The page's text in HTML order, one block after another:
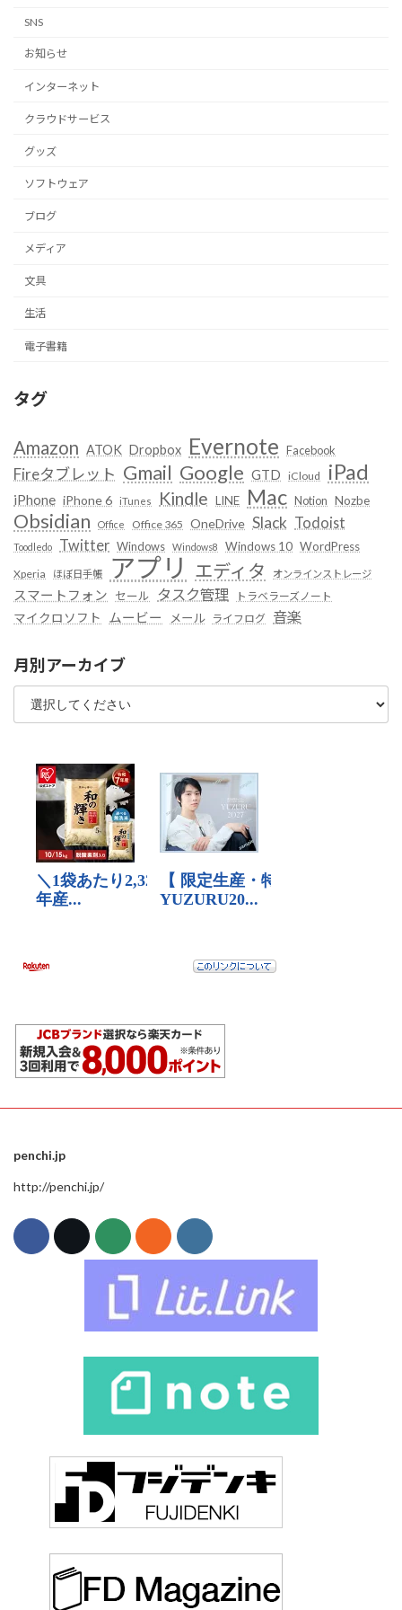
SNS
お知らせ
インターネット
クラウドサービス
グッズ
ソフトウェア
ブログ
メディア
文具
生活
電子書籍
タグ
Amazon ATOK Dropbox Evernote Facebook
Fireタブレット Gmail Google GTD iCloud iPad
iPhone iPhone 6 iTunes Kindle LINE Mac Notion Nozbe
Obsidian Office Office 365 OneDrive Slack Todoist
Toodledo Twitter Windows Windows8 Windows 10 WordPress
Xperia ほぼ日手帳 アプリ エディタ オンラインストレージ
スマートフォン セール タスク管理 トラベラーズノート
マイクロソフト ムービー メール ライフログ 音楽
月別アーカイブ
penchi.jp
http://penchi.jp/